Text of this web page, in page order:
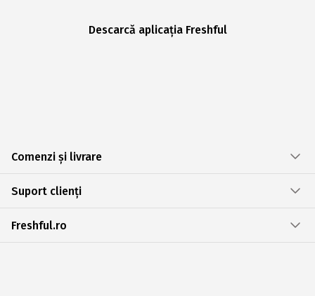
Descarcă aplicația Freshful
Comenzi și livrare
Suport clienți
Freshful.ro